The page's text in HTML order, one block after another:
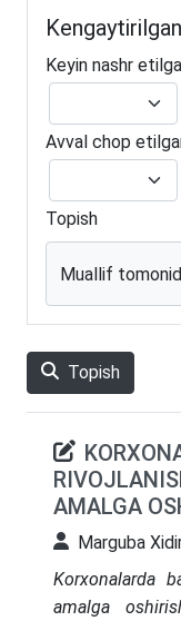
Keyin nashr
Avval chop
Topish
Muallif
Topish
AMALGA
Marguba
Korxonalarda
amalga